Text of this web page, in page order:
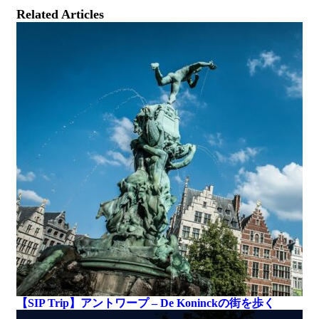
Related Articles
【SIP Trip】アントワープ – De Koninckの街を歩く